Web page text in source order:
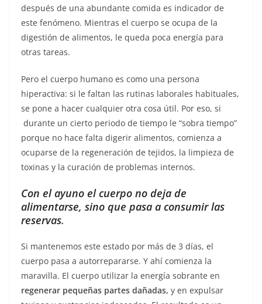
después de una abundante comida es indicador de
este fenómeno. Mientras el cuerpo se ocupa de la
digestión de alimentos, le queda poca energía para
otras tareas.
Pero el cuerpo humano es como una persona
hiperactiva: si le faltan las rutinas laborales habituales,
se pone a hacer cualquier otra cosa útil. Por eso, si
durante un cierto periodo de tiempo le “sobra tiempo”
porque no hace falta digerir alimentos, comienza a
ocuparse de la regeneración de tejidos, la limpieza de
toxinas y la curación de problemas internos.
Con el ayuno el cuerpo no deja de
alimentarse, sino que pasa a consumir las
reservas.
Si mantenemos este estado por más de 3 días, el
cuerpo pasa a autorrepararse. Y ahí comienza la
maravilla. El cuerpo utilizar la energía sobrante en
regenerar pequeñas partes dañadas, y en expulsar